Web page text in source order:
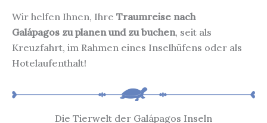
Wir helfen Ihnen, Ihre Traumreise nach
Galápagos zu planen und zu buchen, seit als
Kreuzfahrt, im Rahmen eines Inselhüfens oder als
Hotelaufenthalt!
Die Tierwelt der Galápagos Inseln